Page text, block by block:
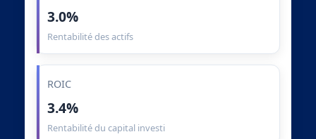
3.0%
Rentabilité des actifs
ROIC
3.4%
Rentabilité du capital investi